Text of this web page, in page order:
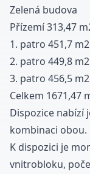
Zelená budova
Přízemí 313,47
1. patro 451,7 m2
2. patro 449,8 m2
3. patro 456,5 m2
Celkem 1671,47
Dispozice nabízí
kombinaci obou.
K dispozici je
vnitrobloku,